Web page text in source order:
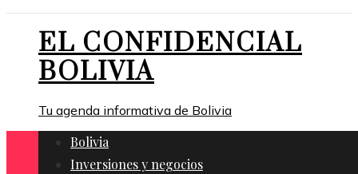
EL CONFIDENCIAL
BOLIVIA
Tu agenda informativa de Bolivia
Bolivia
Inversiones y negocios